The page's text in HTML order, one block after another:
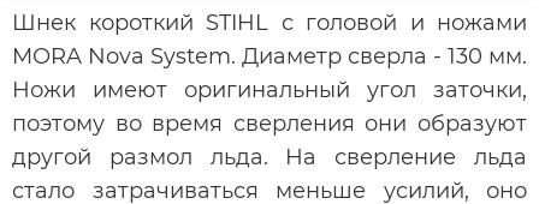
Шнек короткий STIHL с головой и ножами
MORA Nova System. Диаметр сверла - 130 мм.
Ножи имеют оригинальный угол заточки,
поэтому во время сверления они образуют
другой размол льда. На сверление льда
стало затрачиваться меньше усилий, оно